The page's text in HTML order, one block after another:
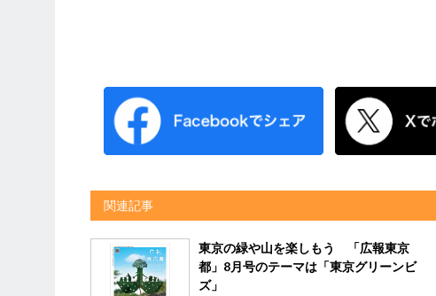
関連記事
東京の緑や山を楽しもう 「広報東京
都」8月号のテーマは「東京グリーンビ
ズ」